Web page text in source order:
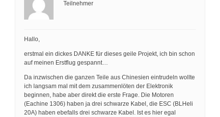
Teilnehmer
Hallo,
erstmal ein dickes DANKE für dieses geile Projekt, ich bin schon
auf meinen Erstflug gespannt…
Da inzwischen die ganzen Teile aus Chinesien eintrudeln wollte
ich langsam mal mit dem zusammenlöten der Elektronik
beginnen, habe aber direkt die erste Frage. Die Motoren
(Eachine 1306) haben ja drei schwarze Kabel, die ESC (BLHeli
20A) haben ebefalls drei schwarze Kabel. Ist es hier egal